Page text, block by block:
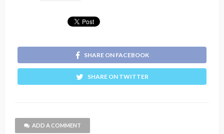
SHARE ON FACEBOOK
SHARE ON TWITTER
ADD A COMMENT